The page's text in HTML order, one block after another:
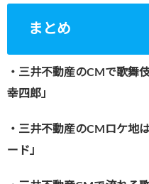
まとめ
・三井不動産のCMで歌舞
幸四郎」
・三井不動産のCMロケ地
ード」